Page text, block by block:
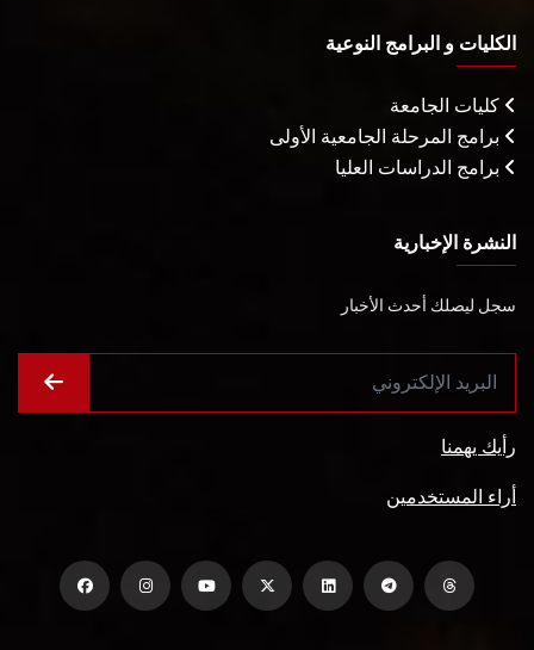
الكليات و البرامج النوعية
كليات الجامعة
برامج المرحلة الجامعية الأولى
برامج الدراسات العليا
النشرة الإخبارية
سجل ليصلك أحدث الأخبار
رأيك يهمنا
أراء المستخدمين